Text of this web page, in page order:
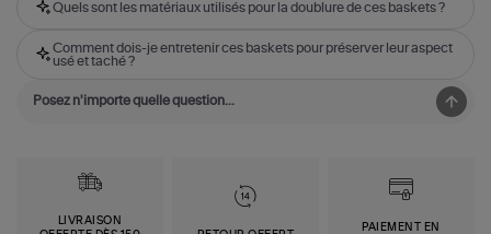
Quels sont les matériaux utilisés pour la doublure de ces baskets ?
Comment dois-je entretenir ces baskets pour préserver leur aspect
usé et taché ?
LIVRAISON
PAIEMENT EN